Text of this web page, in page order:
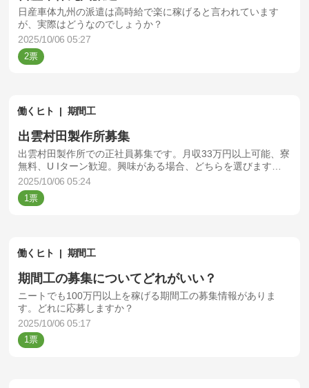
日産車体九州の派遣は高時給で楽に稼げると言われています
が、実際はどうなのでしょうか？
2025/10/06 05:27
2
働くヒト 期間工
出雲村田製作所募集
出雲村田製作所での正社員募集です。月収33万円以上可能、寮
無料、U Iターン歓迎。興味がある場合、どちらを選びます
か？
2025/10/06 05:24
1
働くヒト 期間工
期間工の募集についてどれがいい？
ニートでも100万円以上を稼げる期間工の募集情報がありま
す。どれに応募しますか？
2025/10/06 05:17
1